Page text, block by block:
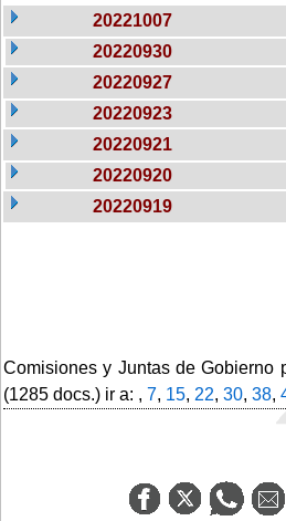
20221007
20220930
20220927
20220923
20220921
20220920
20220919
Comisiones y Juntas de Gobierno
(1285 docs.) ir a: , 7, 15, 22, 30, 38,